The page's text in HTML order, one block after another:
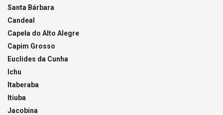
Santa Bárbara
Candeal
Capela do Alto Alegre
Capim Grosso
Euclides da Cunha
Ichu
Itaberaba
Itiuba
Jacobina